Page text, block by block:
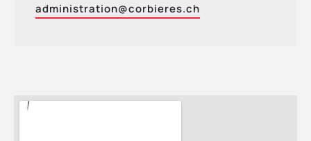
administration@corbieres.ch